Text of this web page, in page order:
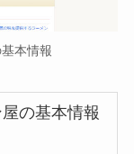
本情報
の基本情報